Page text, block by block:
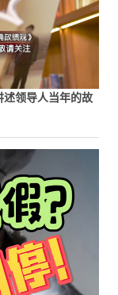
领导人当年的故